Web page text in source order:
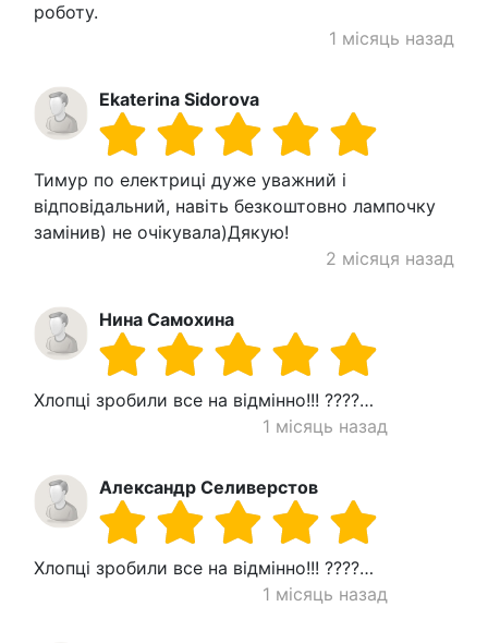
роботу.
1 місяць назад
Ekaterina Sidorova
Тимур по електриці дуже уважний і
відповідальний, навіть безкоштовно лампочку
замінив) не очікувала)Дякую!
2 місяця назад
Нина Самохина
Хлопці зробили все на відмінно!!! ????…
1 місяць назад
Александр Селиверстов
Хлопці зробили все на відмінно!!! ????…
1 місяць назад